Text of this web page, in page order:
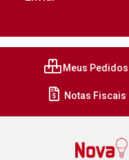
Meus Pedidos
Notas Fiscais